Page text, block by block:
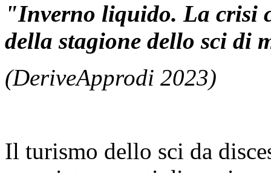
"Inverno liquido. La crisi
della stagione dello sci di
(DeriveApprodi 2023)
Il turismo dello sci da